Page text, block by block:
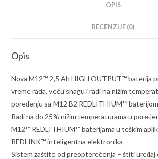
OPIS
RECENZIJE (0)
Opis
Nova M12™ 2,5 Ah HIGH OUTPUT™ baterija
vreme rada, veću snagu i radi na nižim
poređenju sa M12 B2 REDLITHIUM™ baterijom
Radi na do 25% nižim temperaturama u
M12™ REDLITHIUM™ baterijama u teškim
REDLINK™ inteligentna elektronika
Sistem zaštite od preopterećenja – štiti uređaj